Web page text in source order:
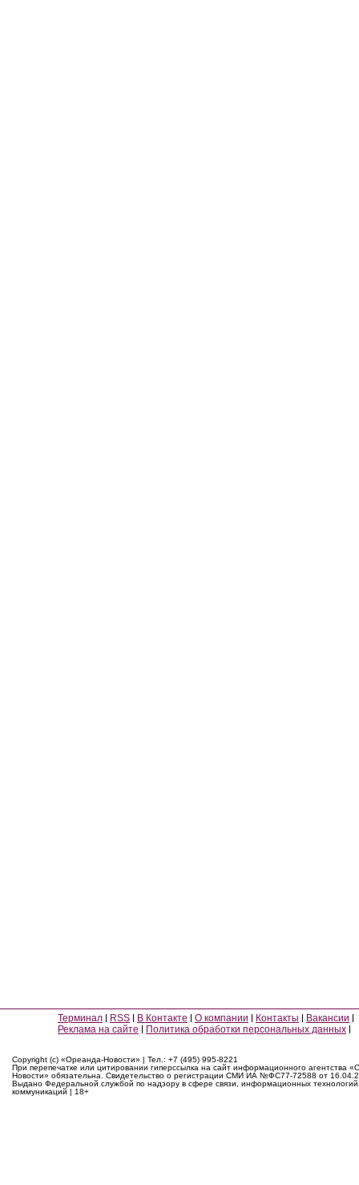
Терминал RSS В Контакте О компании Контакты
Вакансии
Реклама на сайте
Политика обработки персональных данных
Copyright (c) «Ореанда-Новости» | Тел.: +7 (495) 995-8221
При перепечатке или цитировании гиперссылка на сайт информационного агентства
Новости» обязательна. Свидетельство о регистрации СМИ ИА №ФС77-72588 от
Выдано Федеральной службой по надзору в сфере связи, информационных
коммуникаций | 18+